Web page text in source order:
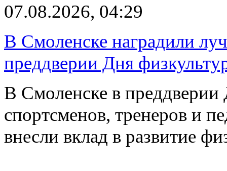
07.08.2026, 04:29
В Смоленске наградили
преддверии Дня
В Смоленске в преддверии
спортсменов, тренеров и
внесли вклад в развитие